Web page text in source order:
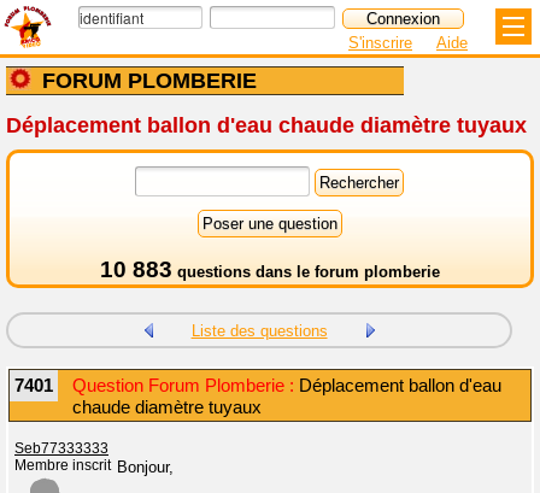
FORUM PLOMBERIE
S'inscrire Aide
Déplacement ballon d'eau chaude diamètre tuyaux
10 883 questions dans le forum plomberie
Liste des questions
7401 Question Forum Plomberie : Déplacement ballon d'eau
chaude diamètre tuyaux
Seb77333333
Membre inscrit Bonjour,